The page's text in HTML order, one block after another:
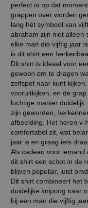
perfect in op dat
grappen over worden
lang hét symbool van
abraham zijn niet alleen
elke man die vijftig jaar
is dit shirt een
Dit shirt is ideaal voor
gewoon om te dragen
zelfspot naar kunt
vooruitkijken, en de
luchtige manier
zijn geworden,
afbeelding. Het heren
comfortabel zit, wat
jaar is en graag iets
Als cadeau voor
dit shirt een schot in de
blijven populair, juist
Dit shirt combineert het
duidelijke knipoog naar
bij een man die vijftig